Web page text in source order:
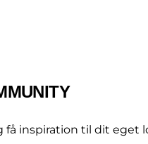
få inspiration til dit eget